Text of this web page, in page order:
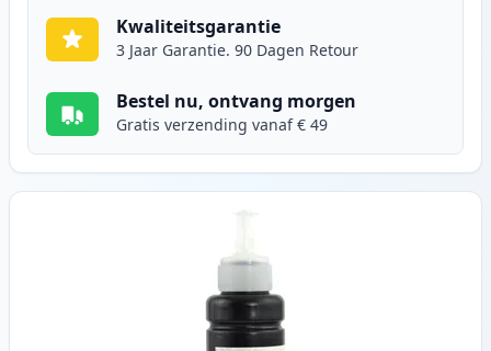
Kwaliteitsgarantie
3 Jaar Garantie. 90 Dagen Retour
Bestel nu, ontvang morgen
Gratis verzending vanaf € 49